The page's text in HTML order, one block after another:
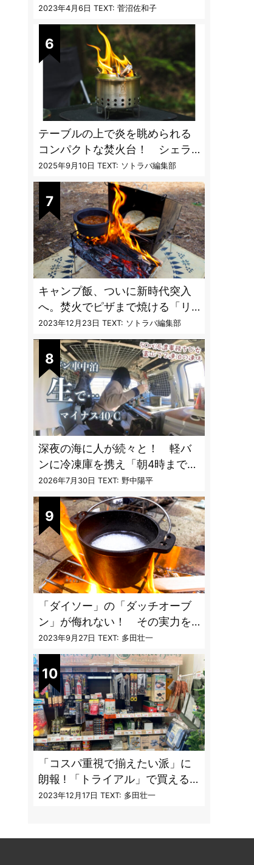
聞く「最強の虫撃退グッズ
vol.4」【キャンプサイトで使う
虫よけ】
2023年4月6日 TEXT: 菅沼佐和子
テーブルの上で炎を眺められる
コンパクトな焚火台！ シェラ
カップと重ねて持ち運べる超コ
ンパクト収納
2025年9月10日 TEXT: ソトラバ編集部
キャンプ飯、ついに新時代突入
へ。焚火でピザまで焼ける「リ
フレクターオーブン」がスゴす
ぎる
2023年12月23日 TEXT: ソトラバ編集部
深夜の海に人が続々と！ 軽バ
ンに冷凍庫を携え「朝4時までホ
タルイカ掬い」の奮闘記
2026年7月30日 TEXT: 野中陽平
「ダイソー」の「ダッチオーブ
ン」が侮れない！ その実力を
「炊飯」で検証してみた
2023年9月27日 TEXT: 多田壮一
「コスパ重視で揃えたい派」に
朗報 ! 「トライアル」で買える
キャンプ道具7品
2023年12月17日 TEXT: 多田壮一